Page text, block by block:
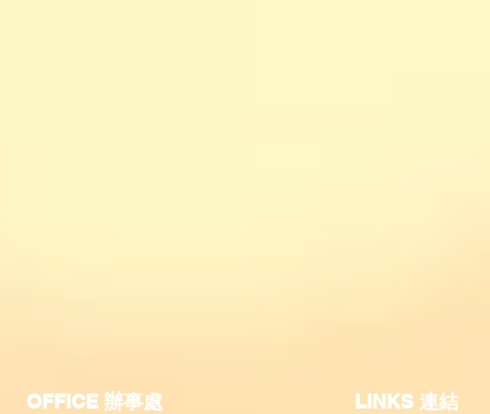
OFFICE 辦事處 ​LINKS 連結